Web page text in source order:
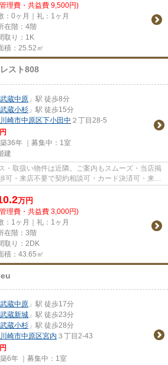
理費・共益費 9,500円)
：0ヶ月｜礼：1ヶ月
在階：4階
取り：1K
積：25.52㎡
スト808
武蔵中原 」駅 徒歩8分
武蔵小杉 」駅 徒歩15分
川崎市中原区下小田中 ２丁目28-5
36年 ｜募集中： 1室
建
・取扱い物件は近隣。ご案内もスムーズ・当店掲
可・来店不要で契約相談可・カード決済可・来店
万円
理費・共益費 3,000円)
：1ヶ月｜礼：1ヶ月
在階：3階
取り：2DK
積：43.65㎡
武蔵中原 」駅 徒歩17分
武蔵新城 」駅 徒歩23分
武蔵小杉 」駅 徒歩28分
川崎市中原区宮内 ３丁目2-43
6年 ｜募集中： 1室